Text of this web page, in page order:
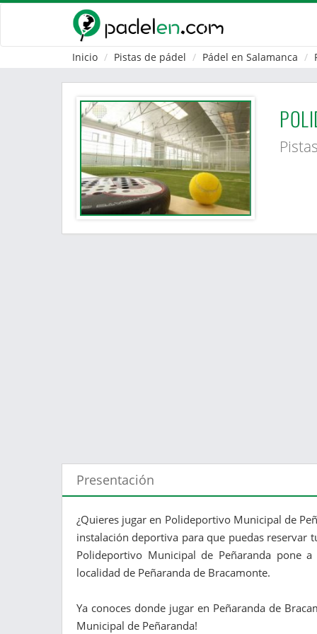
Inicio Pistas de pádel Pádel en Salamanca
Presentación
¿Quieres jugar en Polideportivo Municipal de
instalación deportiva para que puedas reservar
Polideportivo Municipal de Peñaranda pone
localidad de Peñaranda de Bracamonte.
Ya conoces donde jugar en Peñaranda de
Municipal de Peñaranda!